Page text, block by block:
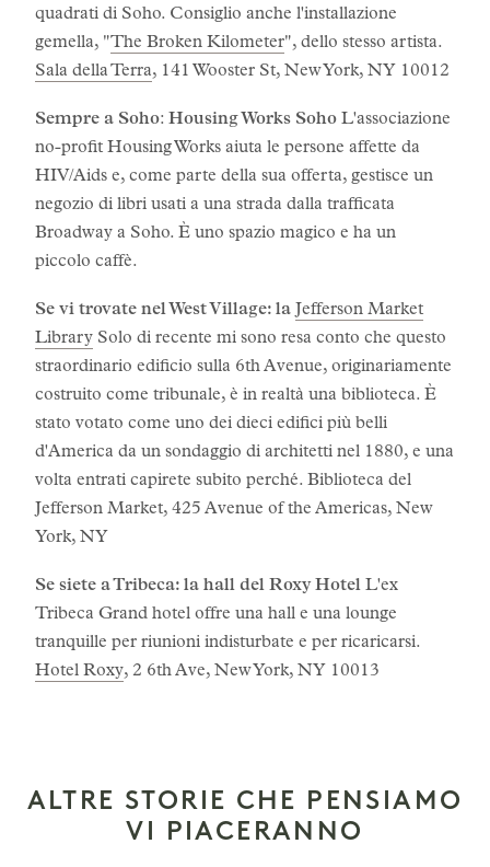
quadrati di Soho. Consiglio anche l'installazione
gemella, "The Broken Kilometer", dello stesso artista.
Sala della Terra, 141 Wooster St, New York, NY 10012
Sempre a Soho: Housing Works Soho L'associazione
no-profit Housing Works aiuta le persone affette da
HIV/Aids e, come parte della sua offerta, gestisce un
negozio di libri usati a una strada dalla trafficata
Broadway a Soho. È uno spazio magico e ha un
piccolo caffè.
Se vi trovate nel West Village: la Jefferson Market
Library Solo di recente mi sono resa conto che questo
straordinario edificio sulla 6th Avenue, originariamente
costruito come tribunale, è in realtà una biblioteca. È
stato votato come uno dei dieci edifici più belli
d'America da un sondaggio di architetti nel 1880, e una
volta entrati capirete subito perché. Biblioteca del
Jefferson Market, 425 Avenue of the Americas, New
York, NY
Se siete a Tribeca: la hall del Roxy Hotel L'ex
Tribeca Grand hotel offre una hall e una lounge
tranquille per riunioni indisturbate e per ricaricarsi.
Hotel Roxy, 2 6th Ave, New York, NY 10013
ALTRE STORIE CHE PENSIAMO
VI PIACERANNO